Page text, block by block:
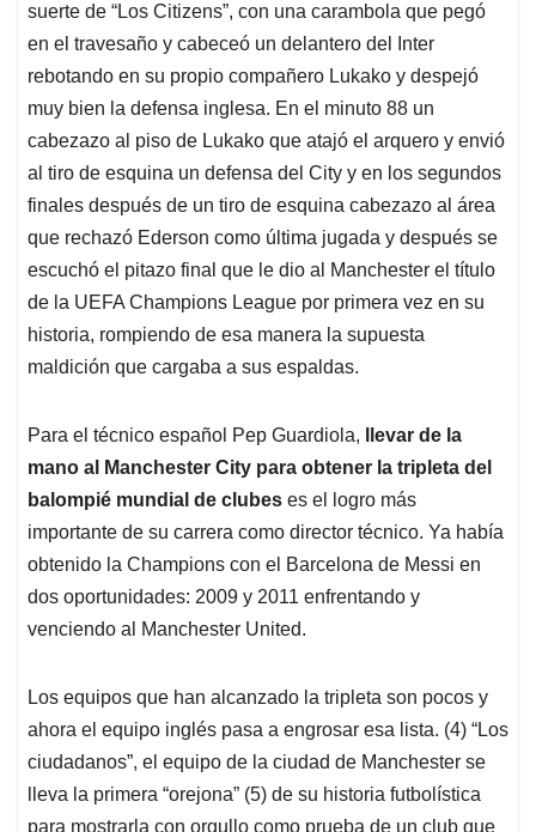
suerte de “Los Citizens”, con una carambola que pegó
en el travesaño y cabeceó un delantero del Inter
rebotando en su propio compañero Lukako y despejó
muy bien la defensa inglesa. En el minuto 88 un
cabezazo al piso de Lukako que atajó el arquero y envió
al tiro de esquina un defensa del City y en los segundos
finales después de un tiro de esquina cabezazo al área
que rechazó Ederson como última jugada y después se
escuchó el pitazo final que le dio al Manchester el título
de la UEFA Champions League por primera vez en su
historia, rompiendo de esa manera la supuesta
maldición que cargaba a sus espaldas.
Para el técnico español Pep Guardiola,
llevar de la
mano al Manchester City para obtener la tripleta del
balompié mundial de clubes es el logro más
importante de su carrera como director técnico. Ya había
obtenido la Champions con el Barcelona de Messi en
dos oportunidades: 2009 y 2011 enfrentando y
venciendo al Manchester United.
Los equipos que han alcanzado la tripleta son pocos y
ahora el equipo inglés pasa a engrosar esa lista. (4) “Los
ciudadanos”, el equipo de la ciudad de Manchester se
lleva la primera “orejona” (5) de su historia futbolística
para mostrarla con orgullo como prueba de un club que